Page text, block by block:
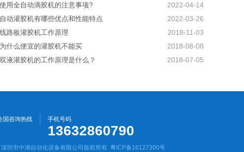
使用全自动滴胶机的注意事项?
2022-04-14
自动灌胶机有哪些优点和性能特点
2022-03-26
线路板灌胶机工作原理
2018-11-03
为什么便宜的灌胶机不能买
2018-08-08
双液灌胶机的工作原理是什么？ 2018-07-05
国咨询热线 手机号码
13632860790
圳市中湖自动化设备有限公司版权所有 粤ICP备16127300号